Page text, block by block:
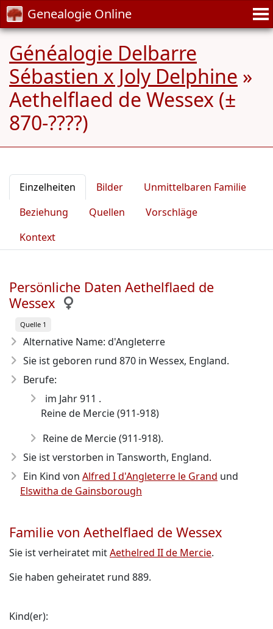
Genealogie Online
Généalogie Delbarre
Sébastien x Joly Delphine »
Aethelflaed de Wessex (±
870-????)
Einzelheiten Bilder
Unmittelbaren Familie
Beziehung
Quellen
Vorschläge
Kontext
Persönliche Daten Aethelflaed de
Wessex
Quelle 1
Alternative Name: d'Angleterre
Sie ist geboren rund 870 in Wessex, England.
Berufe:
im Jahr 911 .
Reine de Mercie (911-918)
Reine de Mercie (911-918).
Sie ist verstorben in Tansworth, England.
Ein Kind von Alfred I d'Angleterre le Grand und
Elswitha de Gainsborough
Familie von Aethelflaed de Wessex
Sie ist verheiratet mitAethelred II de Mercie.
Sie haben geheiratet rund 889.
Kind(er):